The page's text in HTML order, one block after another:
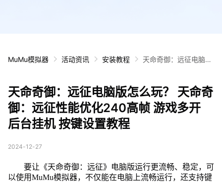
MuMu模拟器 活动资讯 安装教程
天命奇御：远征电脑版
戏多开 后台挂机 按键
设置教程
天命奇御：远征电脑版怎么玩？ 天命奇
御：远征性能优化240高帧 游戏多开
后台挂机 按键设置教程
2024-12-27
要让《天命奇御：远征》电脑版运行更流畅、稳定，可
以使用MuMu模拟器，不仅能在电脑上流畅运行，还支持键